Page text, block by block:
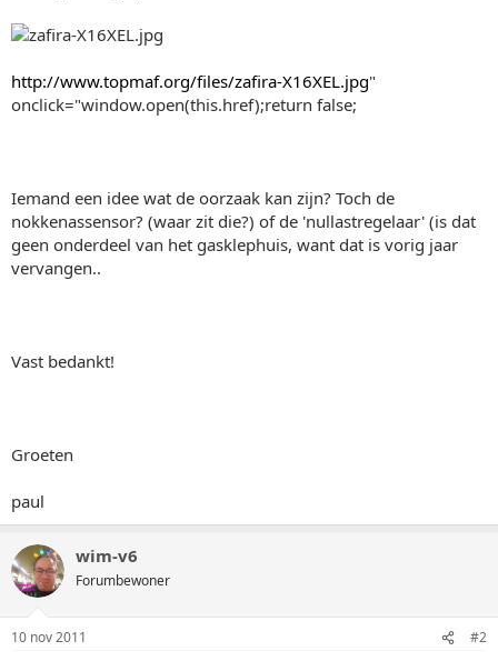
http://www.topmaf.org/files/zafira-X16XEL.jpg"
onclick="window.open(this.href);return false;
Iemand een idee wat de oorzaak kan zijn? Toch de
nokkenassensor? (waar zit die?) of de 'nullastregelaar' (is dat
geen onderdeel van het gasklephuis, want dat is vorig jaar
vervangen..
Vast bedankt!
Groeten
paul
wim-v6
Forumbewoner
10 nov 2011 #2